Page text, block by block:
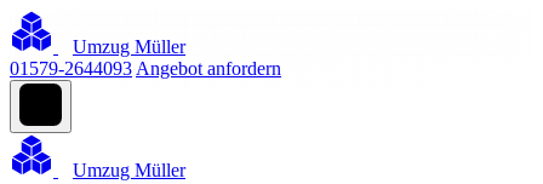
Umzug Müller
01579-2644093 Angebot anfordern
Umzug Müller